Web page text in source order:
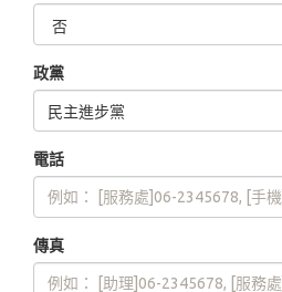
政黨
電話
傳真